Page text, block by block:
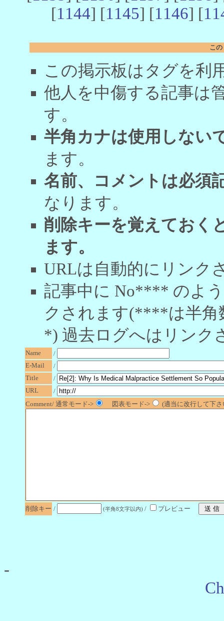
[1144] [1145] [1146] [
こ
この掲示板はタグを利
他人を中傷する記事は
す。
半角カナは使用しない
ます。
名前、コメントは必須
なります。
削除キーを覚えておく
ます。
URLは自動的にリンク
記事中に No**** のよ
クされます(****は半角
*) 過去ログへはリンク
Name
/
E-Mail
/
Title
/
URL
/
Comment/ 通常モード->
図表モード-> (適当に改行して下
削除キー / (半角8文字以内) / プレビュー
-